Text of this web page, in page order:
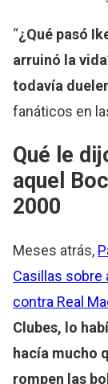
“¿Qué pasó
arruinó la vida
todavía
fanáticos en
Qué le
aquel
2000
Meses atrás,
Casillas sobre
contra Real
Clubes, lo
hacía mucho
rompen las